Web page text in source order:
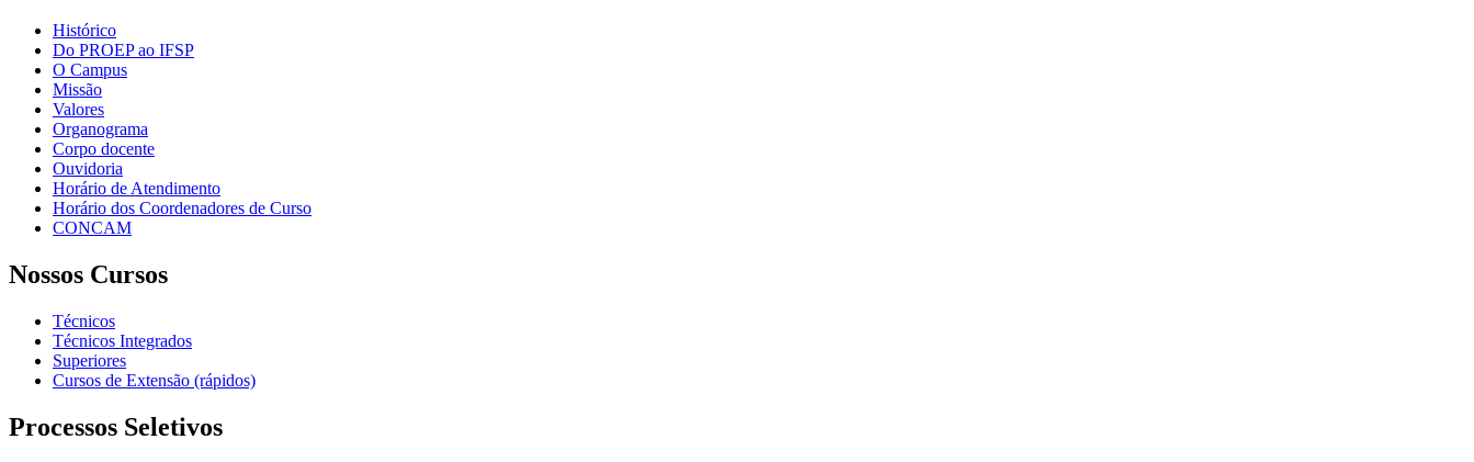
Histórico
Do PROEP ao IFSP
O Campus
Missão
Valores
Organograma
Corpo docente
Ouvidoria
Horário de Atendimento
Horário dos Coordenadores de Curso
CONCAM
Nossos Cursos
Técnicos
Técnicos Integrados
Superiores
Cursos de Extensão (rápidos)
Processos Seletivos